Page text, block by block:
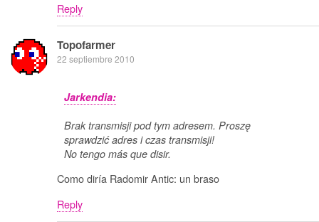
Reply
Topofarmer
22 septiembre 2010
Jarkendia:
Brak transmisji pod tym adresem. Proszę
sprawdzić adres i czas transmisji!
No tengo más que disir.
Como diría Radomir Antic: un braso
Reply